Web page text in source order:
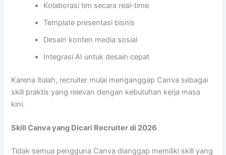
Kolaborasi tim secara real-time
Template presentasi bisnis
Desain konten media sosial
Integrasi AI untuk desain cepat
Karena itulah, recruiter mulai menganggap Canva sebagai
skill praktis yang relevan dengan kebutuhan kerja masa
kini.
Skill Canva yang Dicari Recruiter di 2026
Tidak semua pengguna Canva dianggap memiliki skill yang